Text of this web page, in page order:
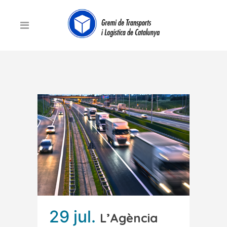
29 jul. L’Agència